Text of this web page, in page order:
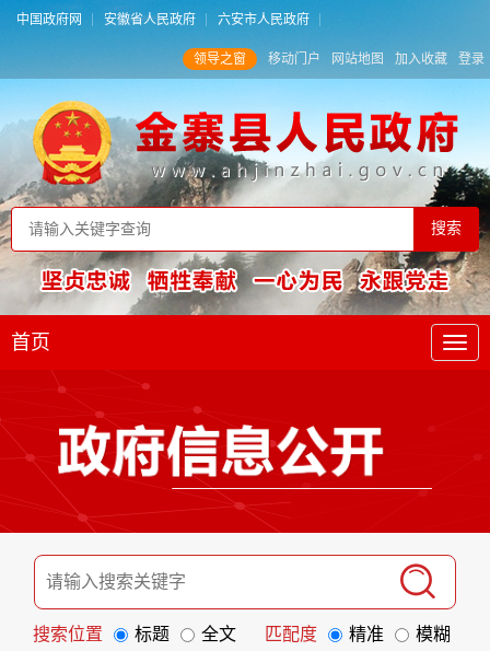
中国政府网 安徽省人民政府 六安市人民政府
领导之窗 移动门户 网站地图 加入收藏 登录
首页
搜索位置 标题 全文 匹配度 精准
模糊